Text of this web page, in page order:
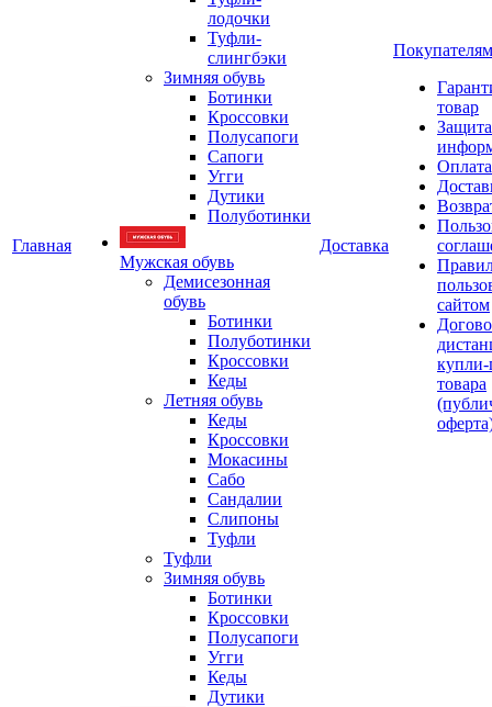
Главная
лодочки
Туфли-
слингбэки
Зимняя обувь
Ботинки
Кроссовки
Полусапоги
Сапоги
Угги
Дутики
Полуботинки
Мужская обувь
Демисезонная
обувь
Ботинки
Полуботинки
Кроссовки
Кеды
Летняя обувь
Кеды
Кроссовки
Мокасины
Сабо
Сандалии
Слипоны
Туфли
Туфли
Зимняя обувь
Ботинки
Кроссовки
Полусапоги
Угги
Кеды
Дутики
Доставка
Покупателям
товар
Защита
Оплата
сайтом
товара